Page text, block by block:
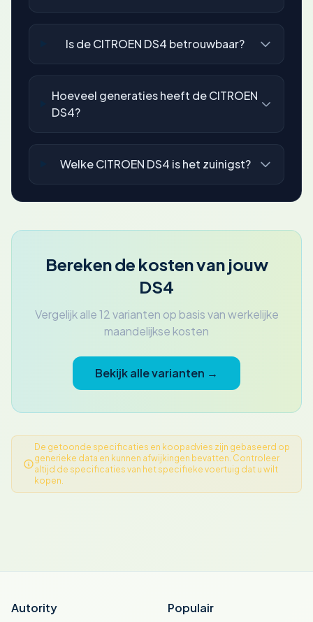
Is de CITROEN DS4 betrouwbaar?
Hoeveel generaties heeft de CITROEN
DS4?
Welke CITROEN DS4 is het zuinigst?
Bereken de kosten van jouw
DS4
Vergelijk alle 12 varianten op basis van werkelijke
maandelijkse kosten
Bekijk alle varianten →
De getoonde specificaties en koopadvies zijn gebaseerd op
generieke data en kunnen afwijkingen bevatten. Controleer
altijd de specificaties van het specifieke voertuig dat u wilt
kopen.
Autority Populair